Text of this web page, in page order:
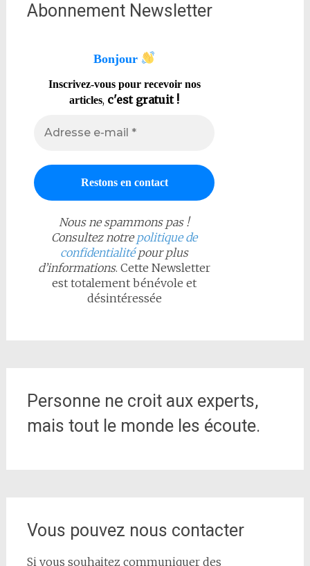
Abonnement Newsletter
Bonjour
Inscrivez-vous pour recevoir nos
articles, c'est gratuit !
Nous ne spammons pas !
Consultez notrepolitique de
confidentialitépour plus
d’informations. Cette Newsletter
est totalement bénévole et
désintéressée
Personne ne croit aux experts,
mais tout le monde les écoute.
Vous pouvez nous contacter
Si vous souhaitez communiquer des